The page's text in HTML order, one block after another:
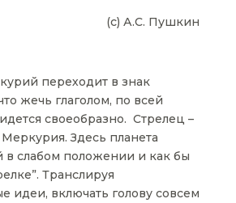
(с) А.С. Пушкин
переходит в знак
жечь глаголом, по всей
своеобразно. Стрелец –
Здесь планета
слабом положении и как бы
Транслируя
идеи, включать голову совсем